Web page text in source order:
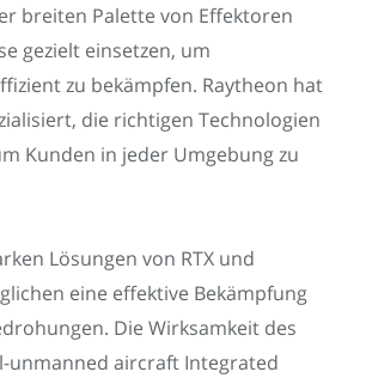
breiten Palette von Effektoren
gezielt einsetzen, um
zu bekämpfen. Raytheon hat
die richtigen Technologien
Kunden in jeder Umgebung zu
Lösungen von RTX und
eine effektive Bekämpfung
Die Wirksamkeit des
unmanned aircraft Integrated